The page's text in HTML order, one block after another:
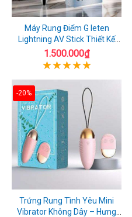
Máy Rung Điểm G leten
Lightning AV Stick Thiết Kế
Thông Minh
1.500.000₫
-20%
Trứng Rung Tình Yêu Mini
Vibrator Không Dây – Hưng